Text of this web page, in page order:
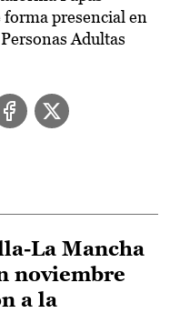
presencial en
Adultas
La Mancha
noviembre
a la